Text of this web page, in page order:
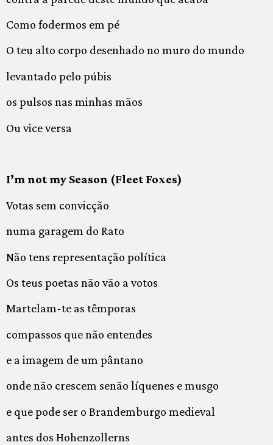
Como fodermos em pé
O teu alto corpo desenhado no muro do mundo
levantado pelo púbis
os pulsos nas minhas mãos
Ou vice versa
I’m not my Season (Fleet Foxes)
Votas sem convicção
numa garagem do Rato
Não tens representação política
Os teus poetas não vão a votos
Martelam-te as têmporas
compassos que não entendes
e a imagem de um pântano
onde não crescem senão líquenes e musgo
e que pode ser o Brandemburgo medieval
antes dos Hohenzollerns